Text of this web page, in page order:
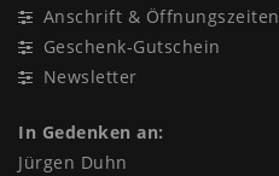
Anschrift & Öffnungszeiten
Geschenk-Gutschein
Newsletter
In Gedenken an:
Jürgen Duhn